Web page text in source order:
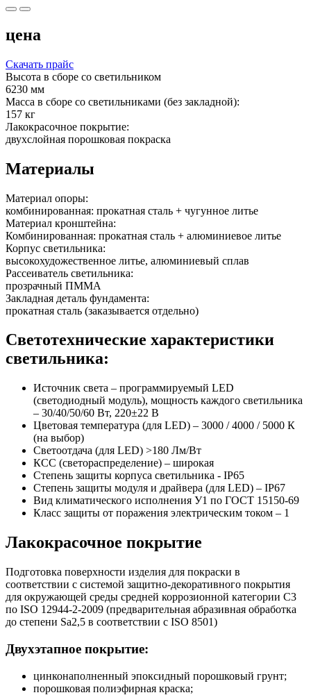
цена
Скачать прайс
Высота в сборе со светильником
6230 мм
Масса в сборе со светильниками (без закладной):
157 кг
Лакокрасочное покрытие:
двухслойная порошковая покраска
Материалы
Материал опоры:
комбинированная: прокатная сталь + чугунное литье
Материал кронштейна:
Комбинированная: прокатная сталь + алюминиевое литье
Корпус светильника:
высокохудожественное литье, алюминиевый сплав
Рассеиватель светильника:
прозрачный ПММА
Закладная деталь фундамента:
прокатная сталь (заказывается отдельно)
Светотехнические характеристики
светильника:
Источник света – программируемый LED
(светодиодный модуль), мощность каждого светильника
– 30/40/50/60 Вт, 220±22 В
Цветовая температура (для LED) – 3000 / 4000 / 5000 К
(на выбор)
Светоотдача (для LED) >180 Лм/Вт
КСС (светораспределение) – широкая
Степень защиты корпуса светильника - IP65
Степень защиты модуля и драйвера (для LED) – IP67
Вид климатического исполнения У1 по ГОСТ 15150-69
Класс защиты от поражения электрическим током – 1
Лакокрасочное покрытие
Подготовка поверхности изделия для покраски в
соответствии с системой защитно-декоративного покрытия
для окружающей среды средней коррозионной категории C3
по ISO 12944-2-2009 (предварительная абразивная обработка
до степени Sa2,5 в соответствии с ISO 8501)
Двухэтапное покрытие:
цинконаполненный эпоксидный порошковый грунт;
порошковая полиэфирная краска;